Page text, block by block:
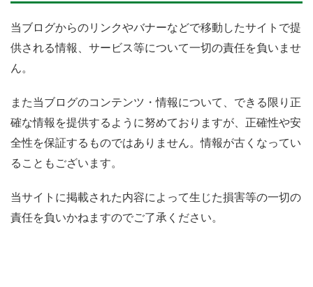
当ブログからのリンクやバナーなどで移動したサイトで提
供される情報、サービス等について一切の責任を負いませ
ん。
また当ブログのコンテンツ・情報について、できる限り正
確な情報を提供するように努めておりますが、正確性や安
全性を保証するものではありません。情報が古くなってい
ることもございます。
当サイトに掲載された内容によって生じた損害等の一切の
責任を負いかねますのでご了承ください。